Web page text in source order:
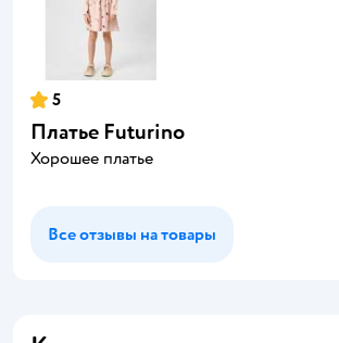
5
Платье Futurino
Хорошее платье
Все отзывы на товары